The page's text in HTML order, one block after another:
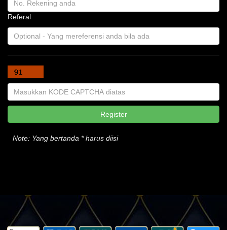
Referal
Note: Yang bertanda *harus diisi